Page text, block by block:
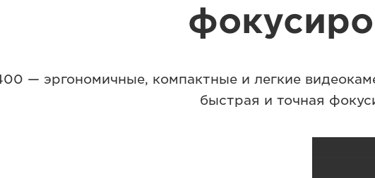
— эргономичные, компактные и легкие
быстрая и точная